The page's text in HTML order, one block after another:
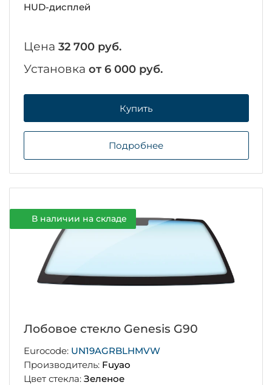
HUD-дисплей
Цена 32 700 руб.
Установка от 6 000 руб.
Купить
Подробнее
В наличии на складе
Лобовое стекло Genesis G90
Eurocode: UN19AGRBLHMVW
Производитель: Fuyao
Цвет стекла: Зеленое